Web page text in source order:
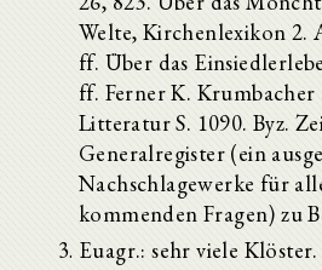
Welte, Kirchenlexikon 2.
ff. Über das
ff. Ferner K. Krumbacher
Litteratur S. 1090. Byz.
Generalregister (ein
Nachschlagewerke für
kommenden Fragen) zu
Euagr.: sehr viele